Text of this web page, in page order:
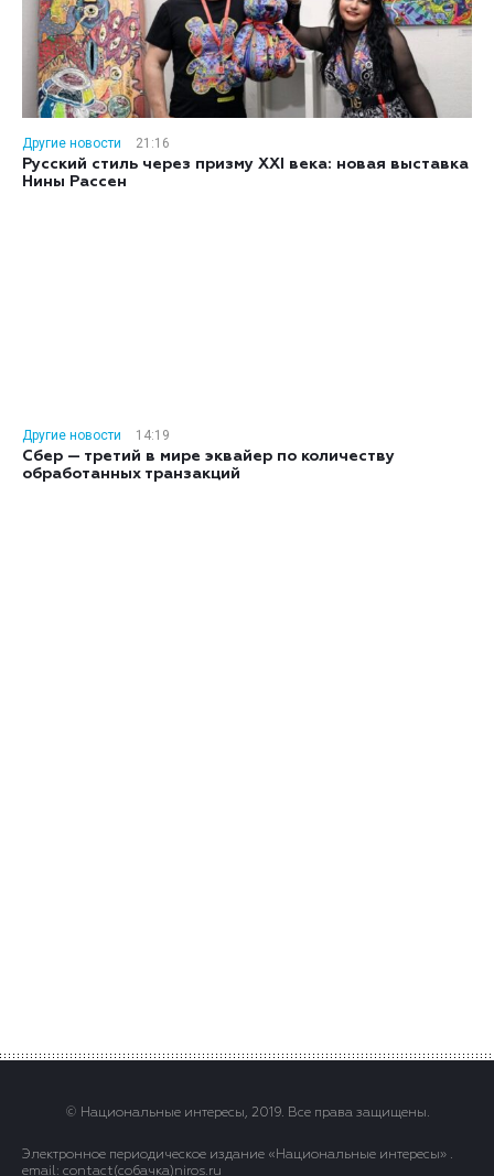
Другие новости
21:16
Русский стиль через призму XXI века: новая выставка
Нины Рассен
Другие новости
14:19
Сбер — третий в мире эквайер по количеству
обработанных транзакций
© Национальные интересы, 2019. Все права защищены.
Электронное периодическое издание «Национальные интересы» .
email: contact(сoбaчка)niros.ru